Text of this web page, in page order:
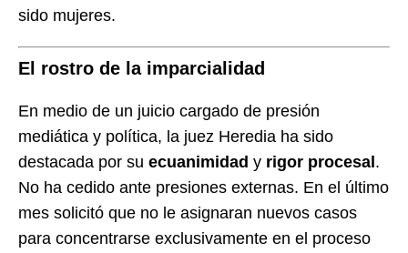
sido mujeres.
El rostro de la imparcialidad
En medio de un juicio cargado de presión
mediática y política, la juez Heredia ha sido
destacada por su ecuanimidad y rigor procesal.
No ha cedido ante presiones externas. En el último
mes solicitó que no le asignaran nuevos casos
para concentrarse exclusivamente en el proceso